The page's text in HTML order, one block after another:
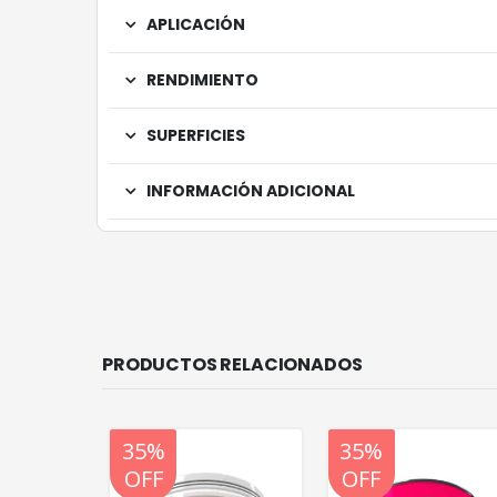
APLICACIÓN
RENDIMIENTO
SUPERFICIES
INFORMACIÓN ADICIONAL
PRODUCTOS RELACIONADOS
20%
OFF
35%
OFF
20%
OFF
35%
OFF